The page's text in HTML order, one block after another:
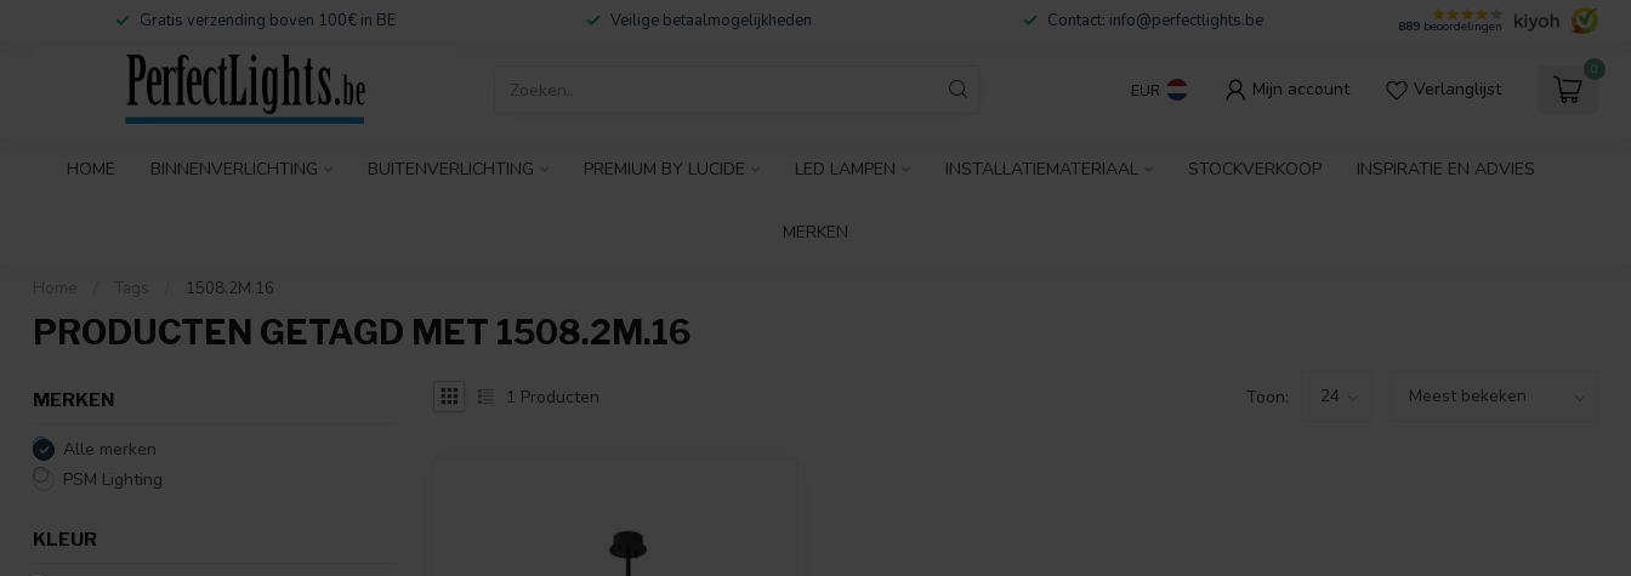
Gratis verzending boven 100€ in BE Veilige betaalmogelijkheden Contact: info@perfectlights.be 889 beoordelingen
EUR Mijn account Verlanglijst
0
HOME BINNENVERLICHTING BUITENVERLICHTING PREMIUM BY LUCIDE LED LAMPEN INSTALLATIEMATERIAAL STOCKVERKOOP INSPIRATIE EN ADVIES
MERKEN
Home Tags 1508.2M.16
PRODUCTEN GETAGD MET 1508.2M.16
MERKEN
Alle merken
PSM Lighting
KLEUR
1 Producten Toon: